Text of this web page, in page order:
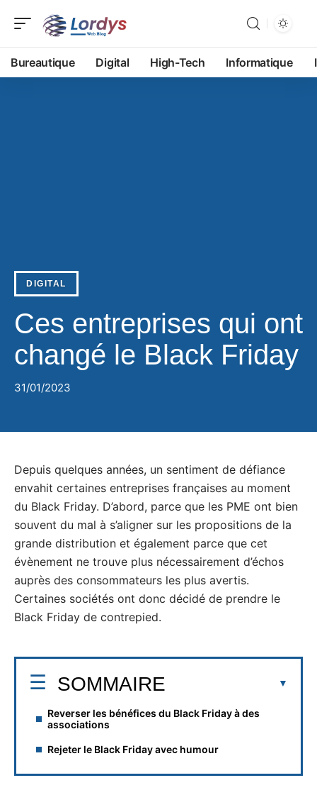
Bureautique Digital High-Tech Informatique
DIGITAL
Ces entreprises qui ont
changé le Black Friday
31/01/2023
Depuis quelques années, un sentiment de défiance
envahit certaines entreprises françaises au moment
du Black Friday. D’abord, parce que les PME ont bien
souvent du mal à s’aligner sur les propositions de la
grande distribution et également parce que cet
évènement ne trouve plus nécessairement d’échos
auprès des consommateurs les plus avertis.
Certaines sociétés ont donc décidé de prendre le
Black Friday de contrepied.
SOMMAIRE
Reverser les bénéfices du Black Friday à des
associations
Rejeter le Black Friday avec humour